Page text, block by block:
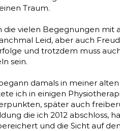
Traum.
die vielen Begegnungen mit
Leid, aber auch
und trotzdem muss
sein.
damals in meiner
ich in einigen
später auch
die ich 2012 abschloss,
und die Sicht auf